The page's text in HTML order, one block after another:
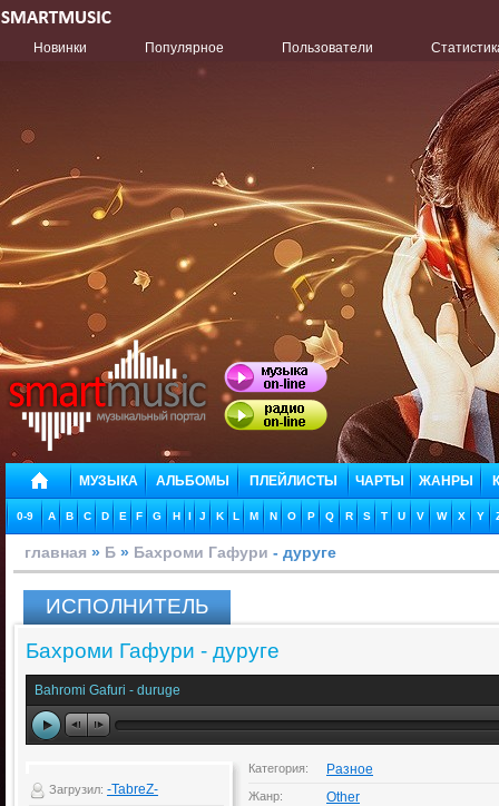
Новинки Популярное Пользователи
МУЗЫКА АЛЬБОМЫ ПЛЕЙЛИСТЫ ЧАРТЫ ЖАНРЫ
0-9 A B C D E F G H I J K L M N O P Q R S T U V W X Y
главная » Б » Бахроми Гафури - дуруге
ИСПОЛНИТЕЛЬ
Бахроми Гафури - дуруге
Bahromi Gafuri - duruge
Загрузил: -TabreZ-
Категория: Разное
Жанр: Other